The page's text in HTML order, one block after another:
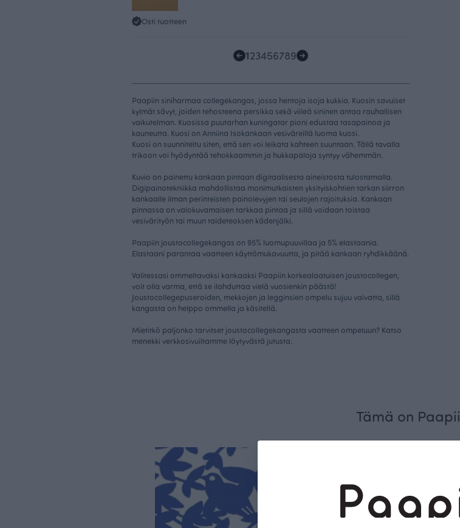
Osti tuotteen
123456789
Paapiin siniharmaa collegekangas, jossa hentoja isoja kukkia. Kuosin savuiset
kylmät sävyt, joiden tehosteena persikka sekä viileä sininen antaa rauhallisen
vaikutelman. Kuosissa puutarhan kuningatar pioni edustaa tasapainoa ja
kauneutta. Kuosi on Anniina Isokankaan vesiväreillä luoma kuosi.
Kuosi on suunniteltu siten, että sen voi leikata kahteen suuntaan. Tällä tavalla
trikoon voi hyödyntää tehokkaammin ja hukkapaloja syntyy vähemmän.
Kuvio on painettu kankaan pintaan digitaalisesta aineistosta tulostamalla.
Digipainotekniikka mahdollistaa monimutkaisten yksityiskohtien tarkan siirron
kankaalle ilman perinteisten painolevyjen tai seulojen rajoituksia. Kankaan
pinnassa on valokuvamaisen tarkkaa pintaa ja sillä voidaan toistaa
vesivärityön tai muun taideteoksen kädenjälki.
Paapiin joustocollegekangas on 95% luomupuuvillaa ja 5% elastaania.
Elastaani parantaa vaatteen käyttömukavuutta, ja pitää kankaan ryhdikkäänä.
Valitessasi ommeltavaksi kankaaksi Paapiin korkealaatuisen joustocollegen,
voit olla varma, että se ilahduttaa vielä vuosienkin päästä!
Joustocollegepuseroiden, mekkojen ja legginsien ompelu sujuu vaivatta, sillä
kangasta on helppo ommella ja käsitellä.
Mietitkö paljonko tarvitset joustocollegekangasta vaatteen ompeluun? Katso
menekki verkkosivuiltamme löytyvästä jutusta.
Tämä on Paapii